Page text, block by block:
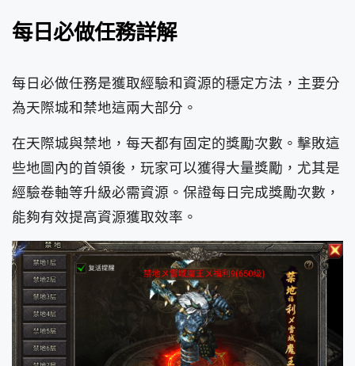
每日必做任務詳解
每日必做任務是獲取經驗和資源的穩定方法，主要分
為天際城和禁地這兩大部分。
在天際城與禁地，每天都有固定的獎勵次數。擊敗這
些地圖內的首領後，玩家可以獲得大量獎勵，尤其是
經驗卷軸等升級必需資源。保證每日完成獎勵次數，
能夠有效提高資源獲取效率。